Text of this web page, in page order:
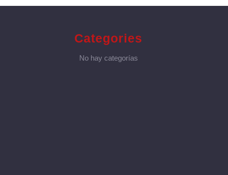
Categories
No hay categorías